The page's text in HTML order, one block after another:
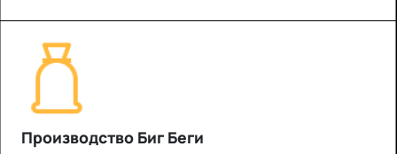
Производство Биг Беги